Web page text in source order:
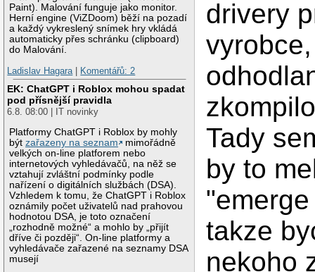
Paint). Malování funguje jako monitor.
Herní engine (ViZDoom) běží na pozadí
a každý vykreslený snímek hry vkládá
automaticky přes schránku (clipboard)
do Malování.
Ladislav Hagara
Komentářů: 2
EK: ChatGPT i Roblox mohou spadat
pod přísnější pravidla
6.8. 08:00 | IT novinky
Platformy ChatGPT i Roblox by mohly
býtzařazeny na seznam
mimořádně
velkých on-line platforem nebo
internetových vyhledávačů, na něž se
vztahují zvláštní podmínky podle
nařízení o digitálních službách (DSA).
Vzhledem k tomu, že ChatGPT i Roblox
oznámily počet uživatelů nad prahovou
hodnotou DSA, je toto označení
„rozhodně možné“ a mohlo by „přijít
dříve či později“. On-line platformy a
vyhledávače zařazené na seznamy DSA
musejí
drivery
Tady
by to
takze
nekoho